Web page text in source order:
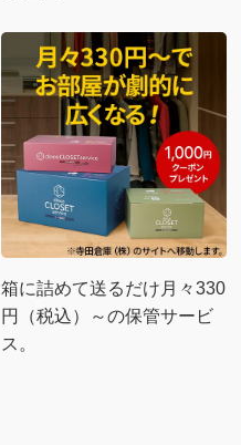
箱に詰めて送るだけ月々330
円（税込）～の保管サービ
ス。